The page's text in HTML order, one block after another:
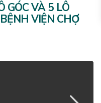
GÓC VÀ 5 LÔ
VIỆN CHỢ